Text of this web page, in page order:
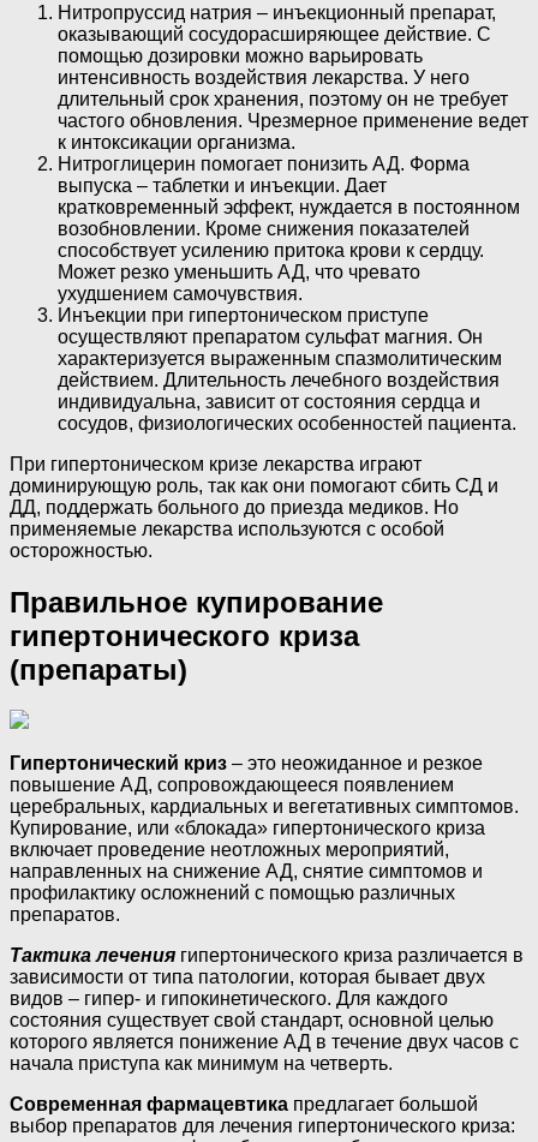
Нитропруссид натрия – инъекционный препарат,
оказывающий сосудорасширяющее действие. С
помощью дозировки можно варьировать
интенсивность воздействия лекарства. У него
длительный срок хранения, поэтому он не требует
частого обновления. Чрезмерное применение ведет
к интоксикации организма.
Нитроглицерин помогает понизить АД. Форма
выпуска – таблетки и инъекции. Дает
кратковременный эффект, нуждается в постоянном
возобновлении. Кроме снижения показателей
способствует усилению притока крови к сердцу.
Может резко уменьшить АД, что чревато
ухудшением самочувствия.
Инъекции при гипертоническом приступе
осуществляют препаратом сульфат магния. Он
характеризуется выраженным спазмолитическим
действием. Длительность лечебного воздействия
индивидуальна, зависит от состояния сердца и
сосудов, физиологических особенностей пациента.
При гипертоническом кризе лекарства играют
доминирующую роль, так как они помогают сбить СД и
ДД, поддержать больного до приезда медиков. Но
применяемые лекарства используются с особой
осторожностью.
Правильное купирование
гипертонического криза
(препараты)
Гипертонический криз – это неожиданное и резкое
повышение АД, сопровождающееся появлением
церебральных, кардиальных и вегетативных симптомов.
Купирование, или «блокада» гипертонического криза
включает проведение неотложных мероприятий,
направленных на снижение АД, снятие симптомов и
профилактику осложнений с помощью различных
препаратов.
Тактика лечения гипертонического криза различается в
зависимости от типа патологии, которая бывает двух
видов – гипер- и гипокинетического. Для каждого
состояния существует свой стандарт, основной целью
которого является понижение АД в течение двух часов с
начала приступа как минимум на четверть.
Современная фармацевтика предлагает большой
выбор препаратов для лечения гипертонического криза: